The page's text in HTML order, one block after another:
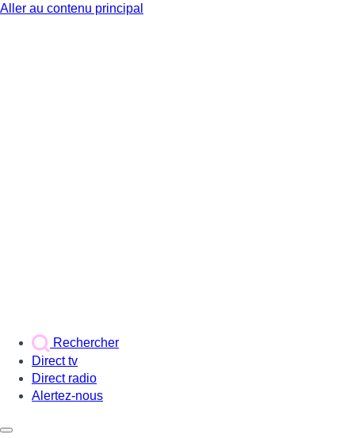
Aller au contenu principal
Rechercher
Direct tv
Direct radio
Alertez-nous